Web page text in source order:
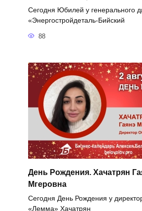
Сегодня Юбилей у генерального
«Энергостройдеталь-Бийский
88
День Рождения. Хачатрян
Мгеровна
Сегодня День Рождения у
«Лемма» Хачатрян